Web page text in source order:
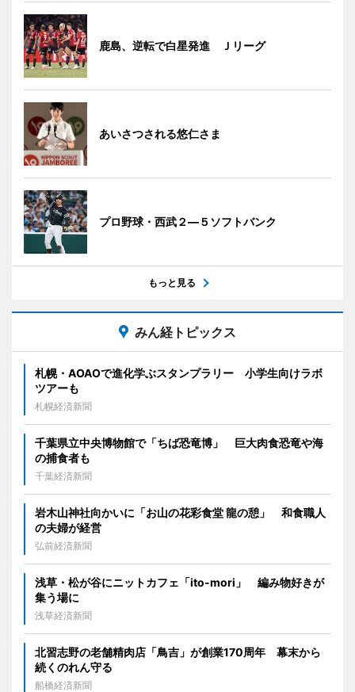
鹿島、逆転で白星発進 Ｊリーグ
あいさつされる悠仁さま
プロ野球・西武２―５ソフトバンク
もっと見る
みん経トピックス
札幌・AOAOで進化学ぶスタンプラリー 小学生向けラボ
ツアーも
札幌経済新聞
千葉県立中央博物館で「ちば恐竜博」 巨大肉食恐竜や海
の捕食者も
千葉経済新聞
岩木山神社向かいに「お山の花彩食堂 龍の憩」 和食職人
の夫婦が経営
弘前経済新聞
浅草・松が谷にニットカフェ「ito-mori」 編み物好きが
集う場に
浅草経済新聞
北習志野の老舗精肉店「鳥吉」が創業170周年 幕末から
続くのれん守る
船橋経済新聞